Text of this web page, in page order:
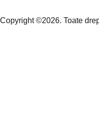
Copyright ©2026. Toate